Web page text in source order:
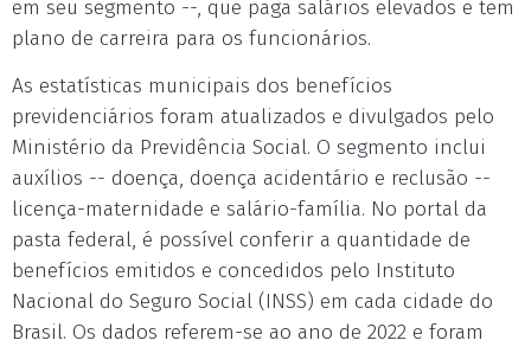
em seu segmento --, que paga salários elevados e tem
plano de carreira para os funcionários.
As estatísticas municipais dos benefícios
previdenciários foram atualizados e divulgados pelo
Ministério da Previdência Social. O segmento inclui
auxílios -- doença, doença acidentário e reclusão --
licença-maternidade e salário-família. No portal da
pasta federal, é possível conferir a quantidade de
benefícios emitidos e concedidos pelo Instituto
Nacional do Seguro Social (INSS) em cada cidade do
Brasil. Os dados referem-se ao ano de 2022 e foram